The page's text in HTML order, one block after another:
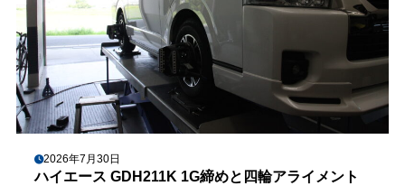
2026年7月30日
ハイエース GDH211K 1G締めと四輪アライメント